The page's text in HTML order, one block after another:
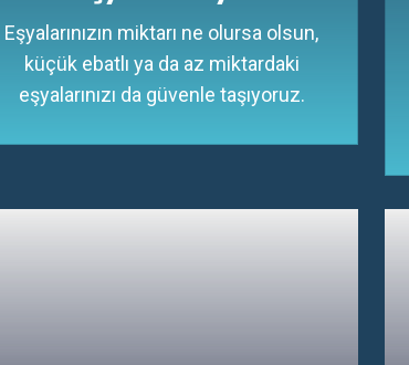
Eşyalarınızın miktarı ne olursa olsun,
küçük ebatlı ya da az miktardaki
eşyalarınızı da güvenle taşıyoruz.